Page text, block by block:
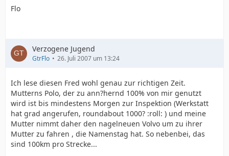
Flo
Verzogene Jugend
GtrFlo 26. Juli 2007 um 13:24
Ich lese diesen Fred wohl genau zur richtigen Zeit.
Mutterns Polo, der zu ann?hernd 100% von mir genutzt
wird ist bis mindestens Morgen zur Inspektion (Werkstatt
hat grad angerufen, roundabout 1000? :roll: ) und meine
Mutter nimmt daher den nagelneuen Volvo um zu ihrer
Mutter zu fahren , die Namenstag hat. So nebenbei, das
sind 100km pro Strecke...